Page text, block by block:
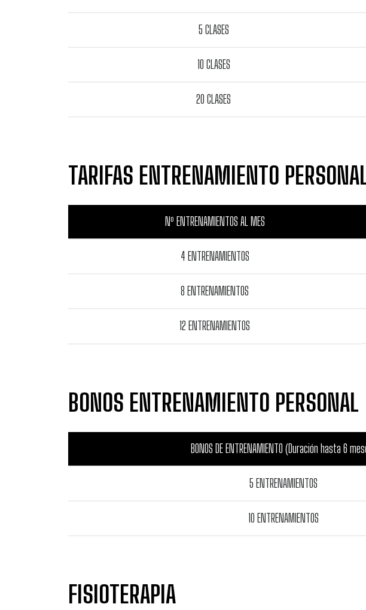
5 CLASES
10 CLASES
20 CLASES
TARIFAS ENTRENAMIENTO
Nº ENTRENAMIENTOS AL MES
4 ENTRENAMIENTOS
8 ENTRENAMIENTOS
12 ENTRENAMIENTOS
BONOS ENTRENAMIENTO PERSONAL
BONOS DE ENTRENAMIENTO (Duración hasta 6
5 ENTRENAMIENTOS
10 ENTRENAMIENTOS
FISIOTERAPIA